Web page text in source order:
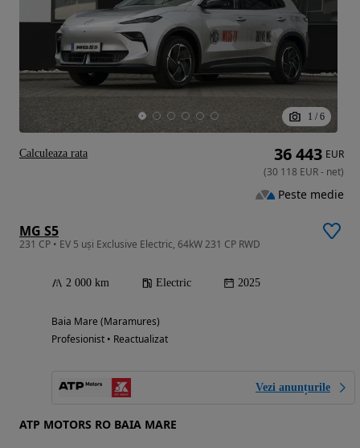
1 / 6
MG S5
231 CP • EV 5 uși Exclusive Electric, 64kW 231 CP RWD
2 000 km Electric 2025
Baia Mare (Maramures)
Profesionist • Reactualizat
Vezi anunțurile
ATP MOTORS RO BAIA MARE
36 443 EUR
(30 118 EUR- net)
Peste medie
Calculeaza rata